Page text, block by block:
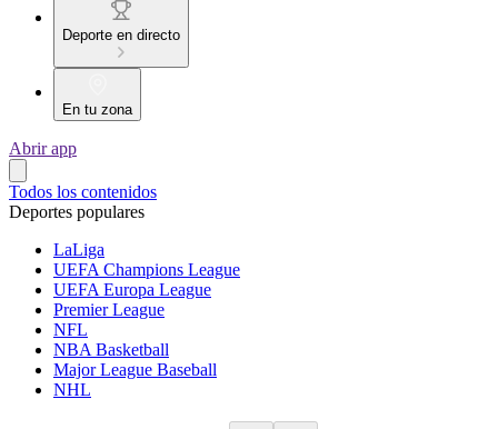
Deporte en directo
En tu zona
Abrir app
Todos los contenidos
Deportes populares
LaLiga
UEFA Champions League
UEFA Europa League
Premier League
NFL
NBA Basketball
Major League Baseball
NHL